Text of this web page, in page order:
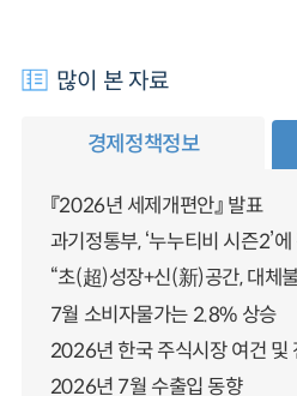
많이 본 자료
경제정책정보
『2026년 세제개편안』 발표
과기정통부, ‘누누티비 시즌2’
“초(超)성장+신(新)공간, 대체
7월 소비자물가는 2.8% 상승
2026년 한국 주식시장 여건 및
2026년 7월 수출입 동향